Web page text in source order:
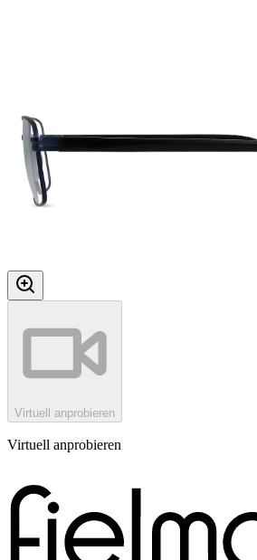
Virtuell anprobieren
Virtuell anprobieren